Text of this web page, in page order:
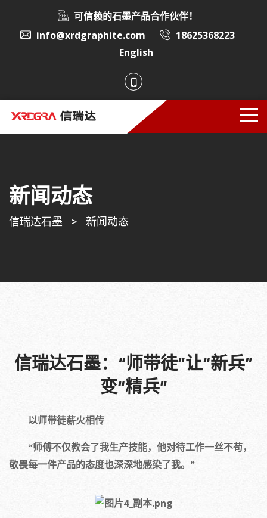
可信赖的石墨产品合作伙伴！
info@xrdgraphite.com
18625368223
English
新闻动态
信瑞达石墨 > 新闻动态
信瑞达石墨：“师带徒”让“新兵”
变“精兵”
以师带徒薪火相传
“师傅不仅教会了我生产技能，他对待工作一丝不苟，
敬畏每一件产品的态度也深深地感染了我。”